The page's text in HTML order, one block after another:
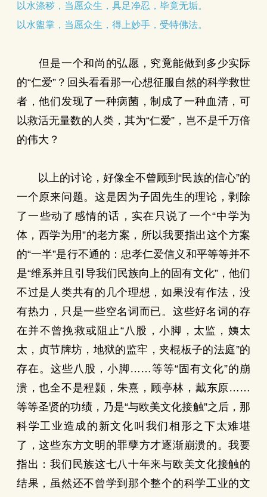
以水涤秽，当愿众生，具足净忍，毕竟无垢。
以水盥掌，当愿众生，得上妙手，受特佛法。
但是一个和尚的弘愿，究竟能做到多少实际
的“仁爱”？回头看看那一心想征服自然的科学救世
者，他们发现了一种病菌，制成了一种血清，可
以救活无量数的人类，其为“仁爱”，岂不是千万倍
的伟大？
以上的讨论，好像全不曾顾到“民族的信心”的
一个原来问题。这是因为子固先生的理论，剥除
了一些动了感情的话，实在只说了一个“中学为
体，西学为用”的老方案，所以我要指出这个方案
的“一半”是行不通的：忠孝仁爱信义和平等等并不
是“维系并且引导我们民族向上的固有文化”，他们
不过是人类共有的几个理想，如果没有作法，没
有热力，只是一些空名词而已。这些好名词的存
在并不曾挽救或阻止“八股，小脚，太监，姨太
太，贞节牌坊，地狱的监牢，夹棍板子的法庭”的
存在。这些八股，小脚……等等“固有文化”的崩
溃，也全不是程颢，朱熹，顾亭林，戴东原……
等等圣贤的功绩，乃是“与欧美文化接触”之后，那
科学工业造成的新文化叫我们相形之下太难堪
了，这些东方文明的罪孽方才逐渐崩溃的。我要
指出：我们民族这七八十年来与欧美文化接触的
结果，虽然还不曾学到那个整个的科学工业的文